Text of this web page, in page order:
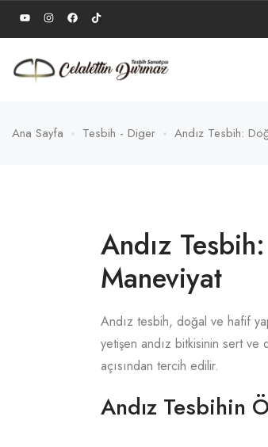
Ana Sayfa Tesbih - Diger Andız Tesbih:
Andız
Maneviyat
Andız tesbih, doğal ve hafif
yetişen andız bitkisinin sert ve
açısından tercih edilir.
Andız Tesbihin